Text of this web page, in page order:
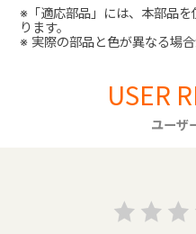
※「適応部品」には、本部品
ります。
※ 実際の部品と色が異なる場合
USER
ユーザ